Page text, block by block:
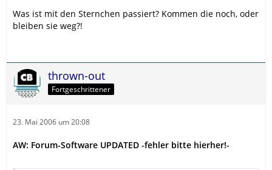
Was ist mit den Sternchen passiert? Kommen die noch, oder
bleiben sie weg?!
thrown-out
Fortgeschrittener
23. Mai 2006 um 20:08
AW: Forum-Software UPDATED -fehler bitte hierher!-